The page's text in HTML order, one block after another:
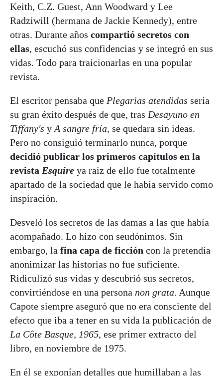
Keith, C.Z. Guest, Ann Woodward y Lee
Radziwill (hermana de Jackie Kennedy), entre
otras. Durante años compartió secretos con
ellas, escuchó sus confidencias y se integró en sus
vidas. Todo para traicionarlas en una popular
revista.
El escritor pensaba que Plegarias atendidas sería
su gran éxito después de que, tras Desayuno en
Tiffany's y A sangre fría, se quedara sin ideas.
Pero no consiguió terminarlo nunca, porque
decidió publicar los primeros capítulos en la
revista Esquire ya raiz de ello fue totalmente
apartado de la sociedad que le había servido como
inspiración.
Desveló los secretos de las damas a las que había
acompañado. Lo hizo con seudónimos. Sin
embargo, la fina capa de ficción con la pretendía
anonimizar las historias no fue suficiente.
Ridiculizó sus vidas y descubrió sus secretos,
convirtiéndose en una persona non grata. Aunque
Capote siempre aseguró que no era consciente del
efecto que iba a tener en su vida la publicación de
La Côte Basque, 1965, ese primer extracto del
libro, en noviembre de 1975.
En él se exponían detalles que humillaban a las